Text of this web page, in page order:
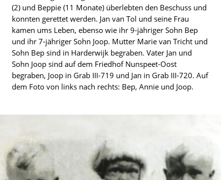
(2) und Beppie (11 Monate) überlebten den Beschuss und
konnten gerettet werden. Jan van Tol und seine Frau
kamen ums Leben, ebenso wie ihr 9-jähriger Sohn Bep
und ihr 7-jähriger Sohn Joop. Mutter Marie van Tricht und
Sohn Bep sind in Harderwijk begraben. Vater Jan und
Sohn Joop sind auf dem Friedhof Nunspeet-Oost
begraben, Joop in Grab III-719 und Jan in Grab III-720. Auf
dem Foto von links nach rechts: Bep, Annie und Joop.